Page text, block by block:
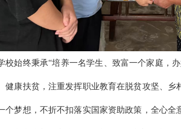
校始终秉承“培养一名学生、致富一个家庭，
健康扶贫，注重发挥职业教育在脱贫攻坚、
个梦想，不折不扣落实国家资助政策，全心